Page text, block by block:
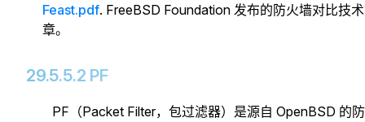
Feast.pdf. FreeBSD Foundation 发布的防火墙对比技
章。
29.5.5.2 PF
PF（Packet Filter，包过滤器）是源自 OpenBSD 的